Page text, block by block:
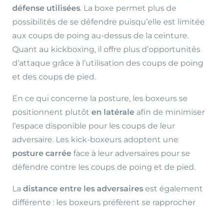
défense utilisées. La boxe permet plus de
possibilités de se défendre puisqu’elle est limitée
aux coups de poing au-dessus de la ceinture.
Quant au kickboxing, il offre plus d’opportunités
d’attaque grâce à l’utilisation des coups de poing
et des coups de pied.
En ce qui concerne la posture, les boxeurs se
positionnent plutôt en latérale afin de minimiser
l’espace disponible pour les coups de leur
adversaire. Les kick-boxeurs adoptent une
posture carrée face à leur adversaires pour se
défendre contre les coups de poing et de pied.
La distance entre les adversaires est également
différente : les boxeurs préfèrent se rapprocher